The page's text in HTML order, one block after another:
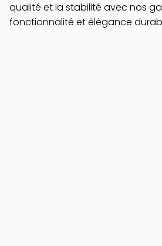
qualité et la stabilité avec nos
fonctionnalité et élégance